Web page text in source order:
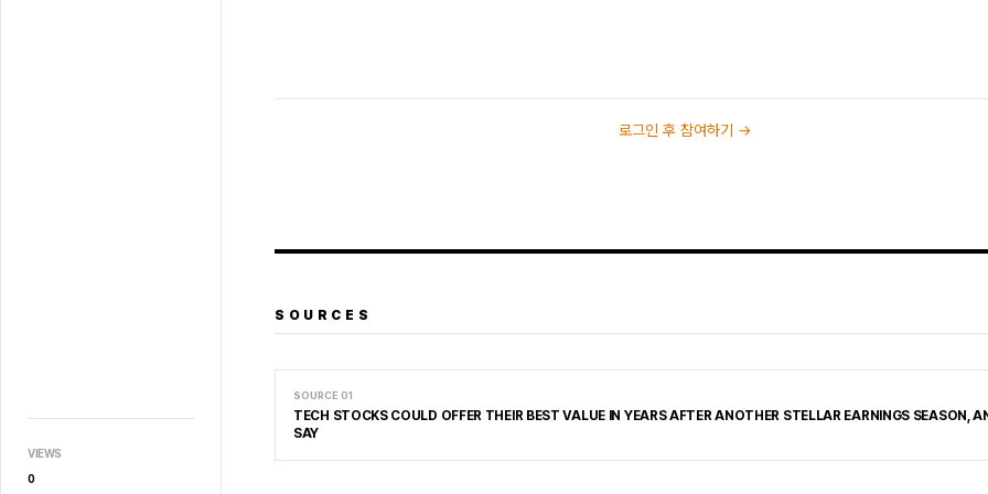
VIEWS
0
로그인 후 참여하기 →
SOURCES
SOURCE 01
TECH STOCKS COULD OFFER THEIR BEST VALUE IN YEARS AFTER ANOTHER STELLAR EARNINGS SEASON,
SAY